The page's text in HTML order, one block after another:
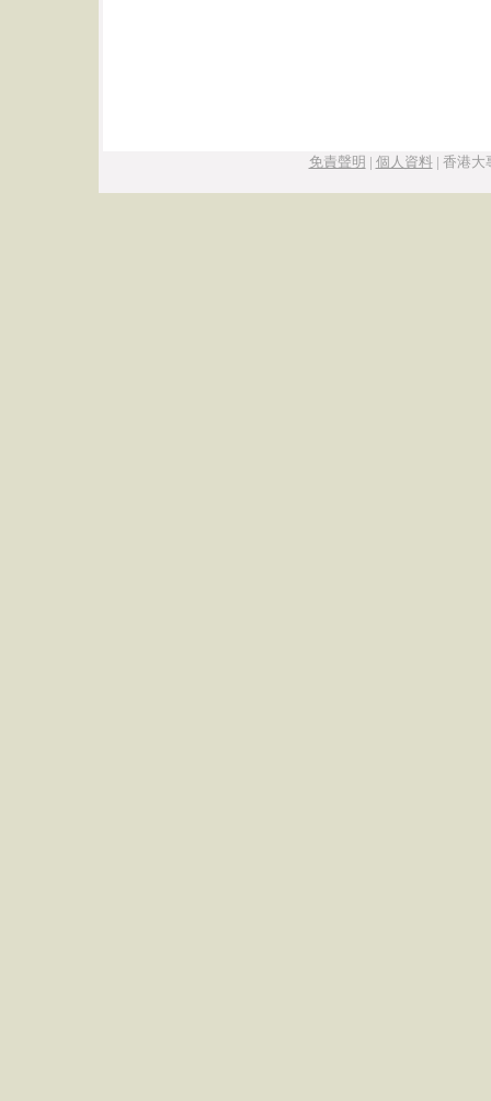
免責聲明 | 個人資料 | 香港大